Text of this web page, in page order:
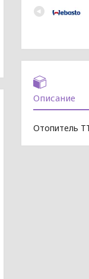
Описание
Отопитель